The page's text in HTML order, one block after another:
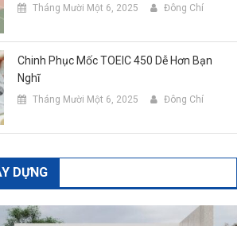
Tháng Mười Một 6, 2025 Đông Chí
Chinh Phục Mốc TOEIC 450 Dễ Hơn Bạn
Nghĩ
Tháng Mười Một 6, 2025 Đông Chí
DỰNG